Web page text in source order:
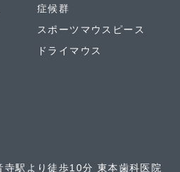
症候群
スポーツマウスピース
ドライマウス